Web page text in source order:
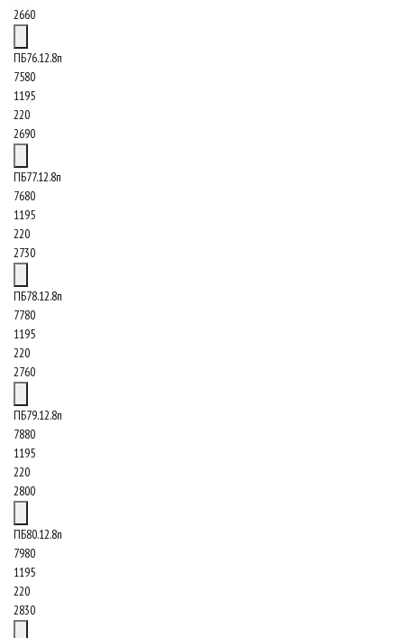
2660
ПБ76.12.8п
7580
1195
220
2690
ПБ77.12.8п
7680
1195
220
2730
ПБ78.12.8п
7780
1195
220
2760
ПБ79.12.8п
7880
1195
220
2800
ПБ80.12.8п
7980
1195
220
2830